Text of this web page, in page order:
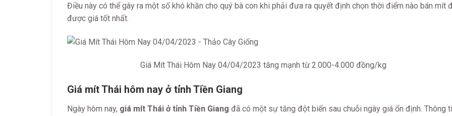
Điều này có thể gây ra một số khó khăn cho quý bà con khi phải đưa ra quyết định chọn thời điểm nào bán mít
được giá tốt nhất.
Giá Mít Thái Hôm Nay 04/04/2023 tăng mạnh từ 2.000-4.000 đồng/kg
Giá mít Thái hôm nay ở tỉnh Tiền Giang
Ngày hôm nay, giá mít Thái ở tỉnh Tiền Giang đã có một sự tăng đột biến sau chuỗi ngày giá ổn định. Thông